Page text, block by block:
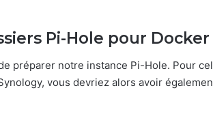
Pi-Hole pour Docker
préparer notre instance Pi-Hole. Pour
vous devriez alors avoir